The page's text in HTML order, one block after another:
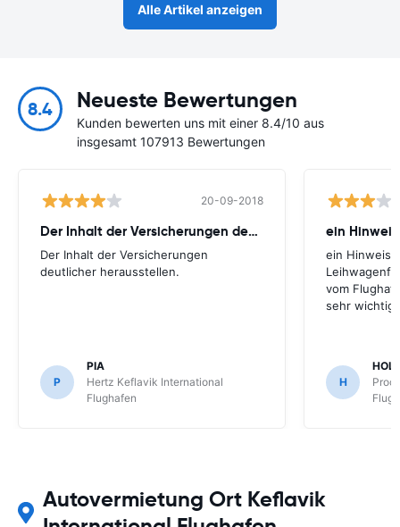
Alle Artikel anzeigen
8.4 Neueste Bewertungen
Kunden bewerten uns mit einer 8.4/10 aus
insgesamt 107913 Bewertungen
20-09-2018
Der Inhalt der Versicherungen deutlicher
Der Inhalt der Versicherungen
deutlicher herausstellen.
P
PIA
Hertz Keflavik International
Flughafen
ein
ein Hinweis,
vom
sehr wichtig
H
Autovermietung Ort Keflavik